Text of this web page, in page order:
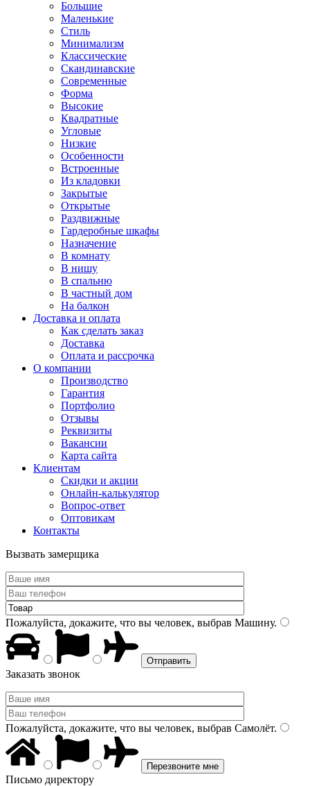
Большие
Маленькие
Стиль
Минимализм
Классические
Скандинавские
Современные
Форма
Высокие
Квадратные
Угловые
Низкие
Особенности
Встроенные
Из кладовки
Закрытые
Открытые
Раздвижные
Гардеробные шкафы
Назначение
В комнату
В нишу
В спальню
В частный дом
На балкон
Доставка и оплата
Как сделать заказ
Доставка
Оплата и рассрочка
О компании
Производство
Гарантия
Портфолио
Отзывы
Реквизиты
Вакансии
Карта сайта
Клиентам
Скидки и акции
Онлайн-калькулятор
Вопрос-ответ
Оптовикам
Контакты
Вызвать замерщика
Пожалуйста, докажите, что вы человек, выбрав Машину.
Заказать звонок
Пожалуйста, докажите, что вы человек, выбрав Самолёт.
Письмо директору